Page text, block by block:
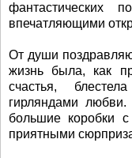
фантастических
впечатляющими
От души
жизнь была, как
счастья,
гирляндами
большие коробки
приятными